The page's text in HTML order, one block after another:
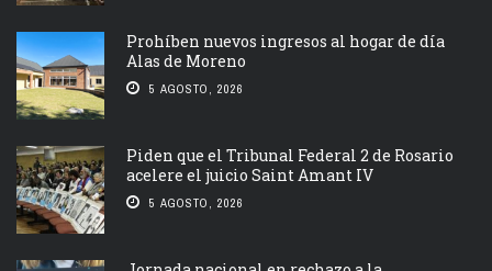
Prohíben nuevos ingresos al hogar de día
Alas de Moreno
5 AGOSTO, 2026
Piden que el Tribunal Federal 2 de Rosario
acelere el juicio Saint Amant IV
5 AGOSTO, 2026